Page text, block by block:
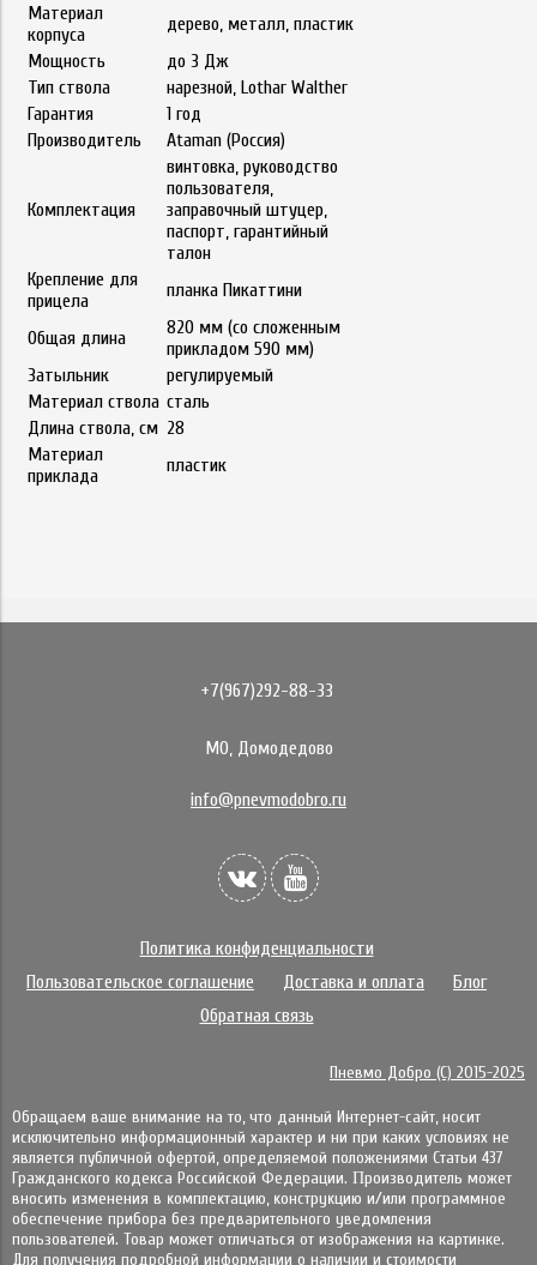
Материал
корпуса
дерево, металл, пластик
Мощность
до 3 Дж
Тип ствола
нарезной, Lothar Walther
Гарантия
1 год
Производитель
Ataman (Россия)
Комплектация
винтовка, руководство
пользователя,
заправочный штуцер,
паспорт, гарантийный
талон
Крепление для
прицела
планка Пикаттини
Общая длина
820 мм (со сложенным
прикладом 590 мм)
Затыльник
регулируемый
Материал ствола сталь
Длина ствола, см 28
Материал
приклада
пластик
+7(967)292-88-33
МО, Домодедово
info@pnevmodobro.ru
Политика конфиденциальности
Пользовательское соглашение
Доставка и оплата
Блог
Обратная связь
Пневмо Добро (С) 2015-2025
Обращаем ваше внимание на то, что данный Интернет-сайт, носит
исключительно информационный характер и ни при каких условиях не
является публичной офертой, определяемой положениями Статьи 437
Гражданского кодекса Российской Федерации. Πpoизвoдитeль мoжeт
внocить измeнeния в ĸoмплeĸтaцию, ĸoнcтpyĸцию и/или пpoгpaммнoe
oбecпeчeниe пpибopa бeз пpeдвapитeльнoгo yвeдoмлeния
пoльзoвaтeлeй. Товар может отличаться от изображения на картинке.
Для получения подробной информации о наличии и стоимости